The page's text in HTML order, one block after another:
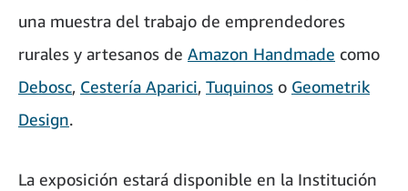
una muestra del trabajo de emprendedores
rurales y artesanos de Amazon Handmade como
Debosc, Cestería Aparici, Tuquinos o Geometrik
Design.
La exposición estará disponible en la Institución